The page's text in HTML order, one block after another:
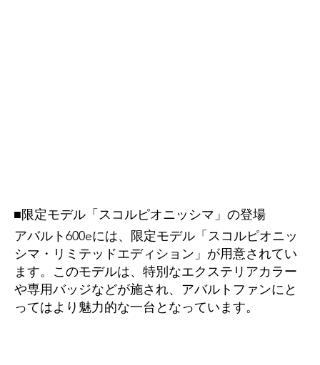
■限定モデル「スコルピオニッシマ」の登場
アバルト600eには、限定モデル「スコルピオニッ
シマ・リミテッドエディション」が用意されてい
ます。このモデルは、特別なエクステリアカラー
や専用バッジなどが施され、アバルトファンにと
ってはより魅力的な一台となっています。